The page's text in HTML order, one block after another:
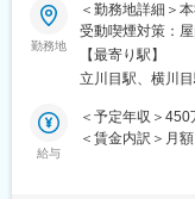
【ポジションの
・同社の製品や
安心安全や、医
製品が多数あり
る顧客からいか
■職務概要：
医療インフラを
および社内業務
ニアを募集しま
既存の枠にとら
課題をITの力で
勤務地
＜勤務地詳細＞
受動喫煙対策：
【最寄り駅】
立川目駅、横川
給与
＜予定年収＞
＜賃金内訳＞月